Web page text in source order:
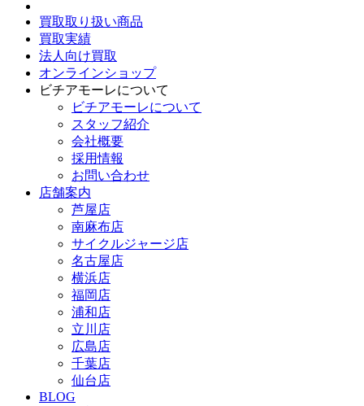
買取取り扱い商品
買取実績
法人向け買取
オンラインショップ
ビチアモーレについて
ビチアモーレについて
スタッフ紹介
会社概要
採用情報
お問い合わせ
店舗案内
芦屋店
南麻布店
サイクルジャージ店
名古屋店
横浜店
福岡店
浦和店
立川店
広島店
千葉店
仙台店
BLOG